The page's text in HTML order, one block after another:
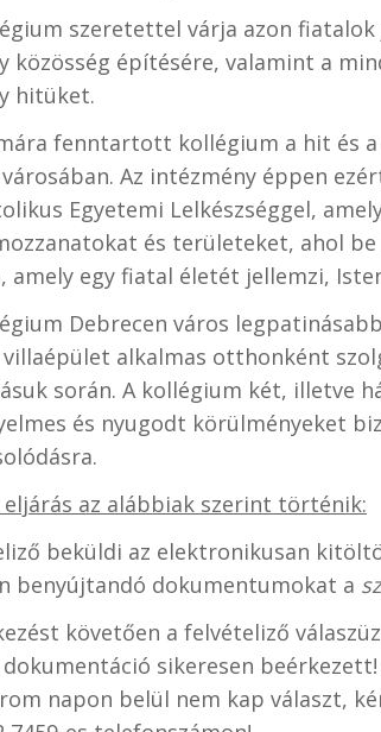
szeretettel várja azon
közösség építésére, valamint a
hitüket.
fenntartott kollégium a hit és
Az intézmény éppen
Egyetemi Lelkészséggel,
és területeket, ahol
amely egy fiatal életét jellemzi,
Debrecen város
alkalmas otthonként
során. A kollégium két, illetve
és nyugodt körülményeket
az alábbiak szerint történik:
beküldi az elektronikusan
benyújtandó dokumentumokat a
követően a felvételiző
sikeresen
napon belül nem kap választ,